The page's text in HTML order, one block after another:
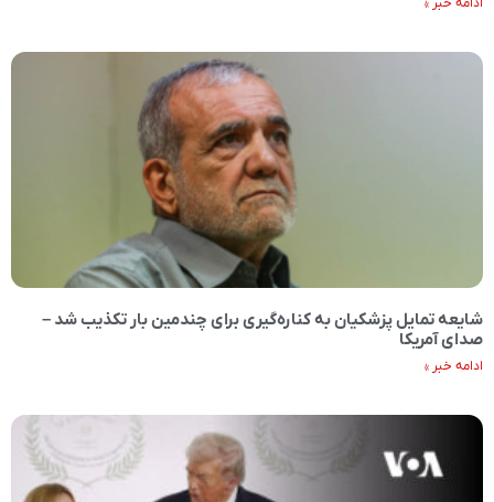
شایعه تمایل پزشکیان به کناره‌گیری برای چندمین بار تکذیب شد –
صدای آمریکا
ادامه خبر »